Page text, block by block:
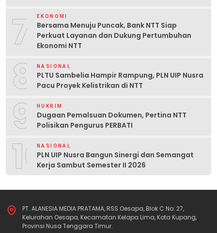
7 EKONOMI
Bersama Menuju Puncak, Bank NTT Siap
Perkuat Layanan dan Dukung Pertumbuhan
Ekonomi NTT
8 NASIONAL
PLTU Sambelia Hampir Rampung, PLN UIP Nusra
Pacu Proyek Kelistrikan di NTT
9 HUKRIM
Dugaan Pemalsuan Dokumen, Pertina NTT
Polisikan Pengurus PERBATI
10NASIONAL
PLN UIP Nusra Bangun Sinergi dan Semangat
Kerja Sambut Semester II 2026
PT. ALANESIA MEDIA PRATAMA, RSS Oesapa, Blok C No: 27,
Kelurahan Oesapa, Kecamatan Kelapa Lima, Kota Kupang,
Provinsi Nusa Tenggara Timur.